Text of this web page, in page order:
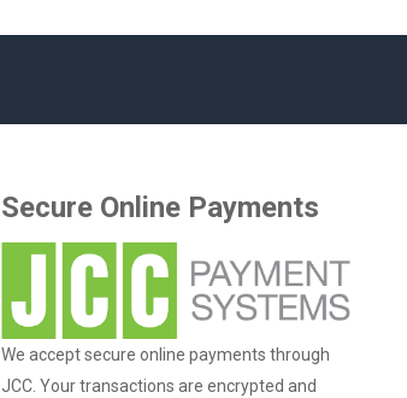
Secure Online Payments
We accept secure online payments through
JCC. Your transactions are encrypted and